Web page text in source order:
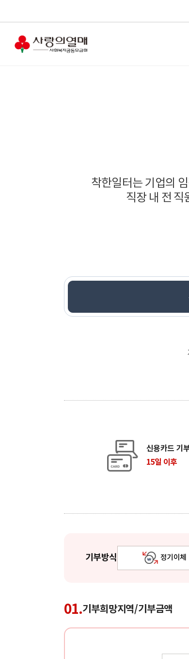
착한일터는 기업의
직장 내 전 직
신용카드 기
15일 이후
기부방식 정기이체
01.기부희망지역/기부금액